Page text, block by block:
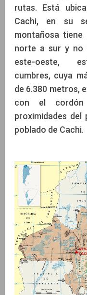
rutas. Está
Cachi, en su
montañosa tiene
norte a sur y no
este-oeste,
cumbres, cuya
de 6.380 metros,
con el
proximidades del
poblado de Cachi.